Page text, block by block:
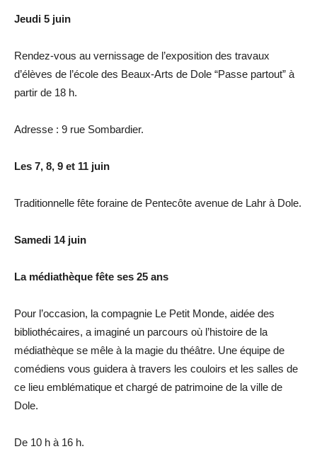
Jeudi 5 juin
Rendez-vous au vernissage de l’exposition des travaux
d’élèves de l’école des Beaux-Arts de Dole “Passe partout” à
partir de 18 h.
Adresse : 9 rue Sombardier.
Les 7, 8, 9 et 11 juin
Traditionnelle fête foraine de Pentecôte avenue de Lahr à Dole.
Samedi 14 juin
La médiathèque fête ses 25 ans
Pour l’occasion, la compagnie Le Petit Monde, aidée des
bibliothécaires, a imaginé un parcours où l’histoire de la
médiathèque se mêle à la magie du théâtre. Une équipe de
comédiens vous guidera à travers les couloirs et les salles de
ce lieu emblématique et chargé de patrimoine de la ville de
Dole.
De 10 h à 16 h.